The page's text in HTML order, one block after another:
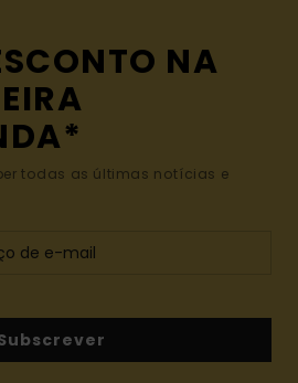
NA
todas as últimas notícias e